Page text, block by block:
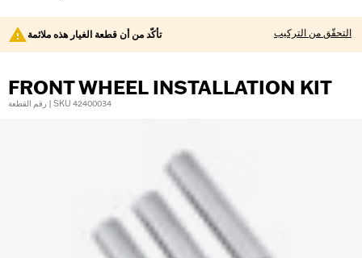
تأكّد من أن قطعة الغيار هذه ملائمة التحقّق من التركيب
FRONT WHEEL INSTALLATION KIT
رقم القطعة | SKU 42400034